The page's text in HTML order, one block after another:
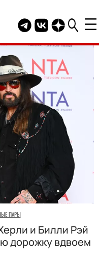
Telegram канал
Группа HELLO
Канал
ПАРЫ
и Билли Рэй
дорожку вдвоем